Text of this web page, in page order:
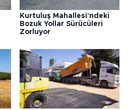
Kurtuluş Mahallesi'ndeki
Bozuk Yollar Sürücüleri
Zorluyor